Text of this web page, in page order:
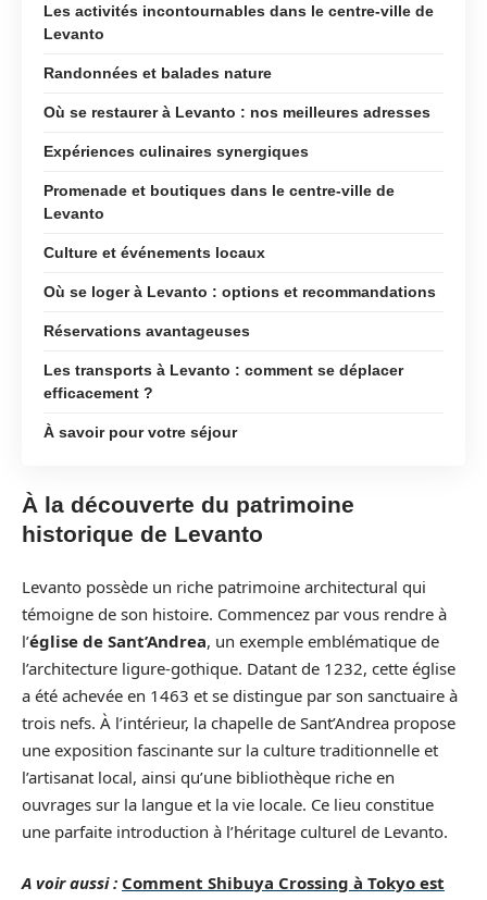
Les activités incontournables dans le centre-ville de
Levanto
Randonnées et balades nature
Où se restaurer à Levanto : nos meilleures adresses
Expériences culinaires synergiques
Promenade et boutiques dans le centre-ville de
Levanto
Culture et événements locaux
Où se loger à Levanto : options et recommandations
Réservations avantageuses
Les transports à Levanto : comment se déplacer
efficacement ?
À savoir pour votre séjour
À la découverte du patrimoine
historique de Levanto
Levanto possède un riche patrimoine architectural qui
témoigne de son histoire. Commencez par vous rendre à
l’église de Sant’Andrea, un exemple emblématique de
l’architecture ligure-gothique. Datant de 1232, cette église
a été achevée en 1463 et se distingue par son sanctuaire à
trois nefs. À l’intérieur, la chapelle de Sant’Andrea propose
une exposition fascinante sur la culture traditionnelle et
l’artisanat local, ainsi qu’une bibliothèque riche en
ouvrages sur la langue et la vie locale. Ce lieu constitue
une parfaite introduction à l’héritage culturel de Levanto.
A voir aussi : Comment Shibuya Crossing à Tokyo est